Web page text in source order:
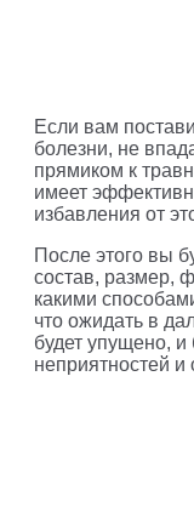
Если вам
болезни, не
прямиком к
имеет
избавления от
После этого вы
состав, размер,
какими
что ожидать в
будет упущено,
неприятностей